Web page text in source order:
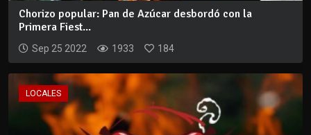
Chorizo popular: Pan de Azúcar desbordó con la
Primera Fiest...
Sep 25 2022 1933 184
LOCALES